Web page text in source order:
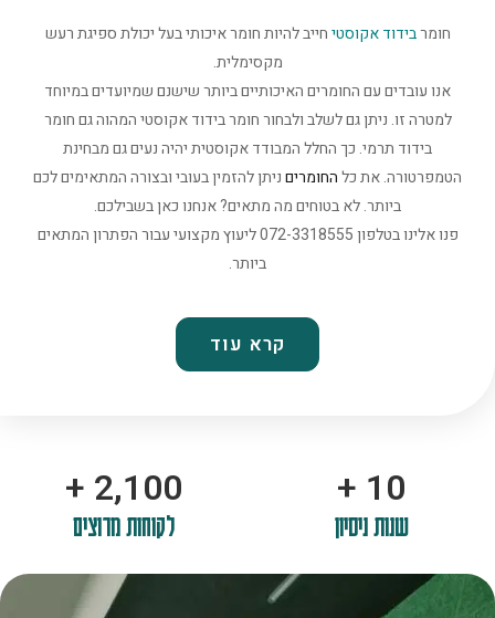
חומרבידוד אקוסטיחייב להיות חומר איכותי בעל יכולת ספיגת רעש
מקסימלית.
אנו עובדים עם החומרים האיכותיים ביותר שישנם שמיועדים במיוחד
למטרה זו. ניתן גם לשלב ולבחור חומר בידוד אקוסטי המהוה גם חומר
בידוד תרמי. כך החלל המבודד אקוסטית יהיה נעים גם מבחינת
הטמפרטורה. את כלהחומריםניתן להזמין בעובי ובצורה המתאימים לכם
ביותר. לא בטוחים מה מתאים? אנחנו כאן בשבילכם.
פנו אלינו בטלפון 072-3318555 ליעוץ מקצועי עבור הפתרון המתאים
ביותר.
קרא עוד
10
+
שנות ניסיון
2,100
+
לקוחות מרוצים